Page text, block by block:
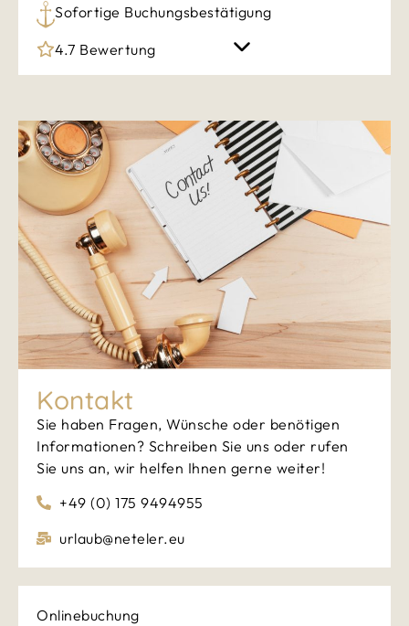
Sofortige Buchungsbestätigung
4.7 Bewertung
Kontakt
Sie haben Fragen, Wünsche oder benötigen
Informationen? Schreiben Sie uns oder rufen
Sie uns an, wir helfen Ihnen gerne weiter!
+49 (0) 175 9494955
urlaub@neteler.eu
Onlinebuchung